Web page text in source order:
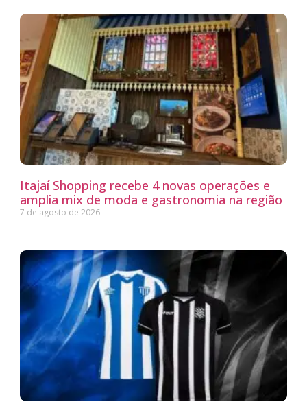
Itajaí Shopping recebe 4 novas operações e
amplia mix de moda e gastronomia na região
7 de agosto de 2026